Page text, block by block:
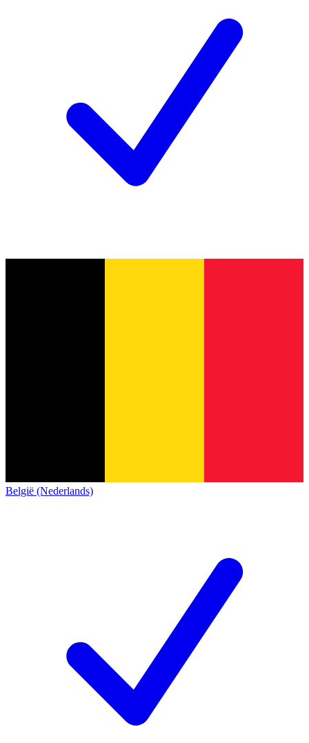
België (Nederlands)